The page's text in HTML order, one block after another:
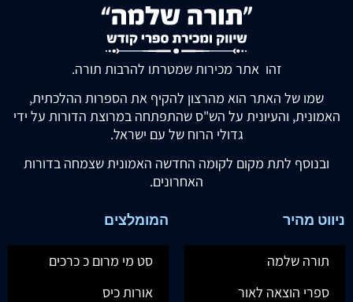
זהו אתר מכירות שמטרתו להרבות תורה.
שמו של האתר הוא מהרצון להקיף את הספרות ההלכתית,
האמונית, והעיונית על הש"ס שהתפתחה במרוצת הדורות על ידי
גדולי הרוח של עם ישראל.
ובנוסף לתת מקום לקומה החדשה האמונית שצמחה בדורות
האחרונים.
ניווט מהיר
תורה שלמה
ספרי הוצאה לאור
המומלצים
סט מי מרום כ כרכים
אורות כיס